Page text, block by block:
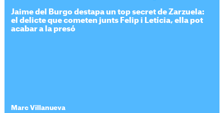
Jaime del Burgo destapa un top secret de Zarzuela:
el delicte que cometen junts Felip i Letícia, ella pot
acabar a la presó
Marc Villanueva